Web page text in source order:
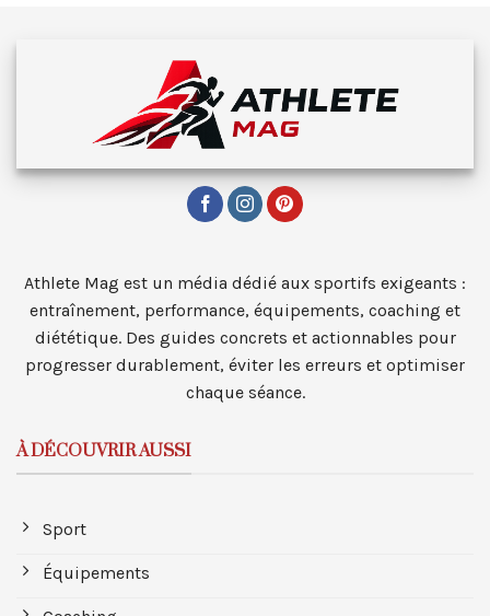
Athlete Mag est un média dédié aux sportifs exigeants :
entraînement, performance, équipements, coaching et
diététique. Des guides concrets et actionnables pour
progresser durablement, éviter les erreurs et optimiser
chaque séance.
À DÉCOUVRIR AUSSI
Sport
Équipements